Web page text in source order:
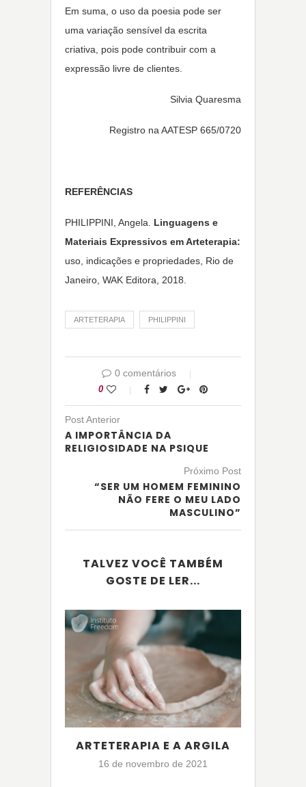
Em suma, o uso da poesia pode ser
uma variação sensível da escrita
criativa, pois pode contribuir com a
expressão livre de clientes.
Silvia Quaresma
Registro na AATESP 665/0720
REFERÊNCIAS
PHILIPPINI, Angela. Linguagens e
Materiais Expressivos em Arteterapia:
uso, indicações e propriedades, Rio de
Janeiro, WAK Editora, 2018.
ARTETERAPIA PHILIPPINI
0 comentários
0
Post Anterior
A IMPORTÂNCIA DA
RELIGIOSIDADE NA PSIQUE
Próximo Post
“SER UM HOMEM FEMININO
NÃO FERE O MEU LADO
MASCULINO”
TALVEZ VOCÊ TAMBÉM
GOSTE DE LER...
ARTETERAPIA E A ARGILA
16 de novembro de 2021